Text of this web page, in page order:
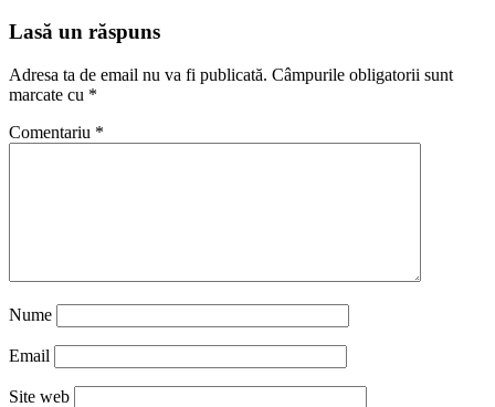
Lasă un răspuns
Adresa ta de email nu va fi publicată. Câmpurile obligatorii sunt
marcate cu *
Comentariu *
Nume
Email
Site web